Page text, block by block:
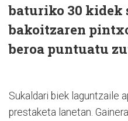
baturiko 30 kidek
bakoitzaren
beroa puntuatu
Sukaldari biek laguntzaile
prestaketa lanetan.